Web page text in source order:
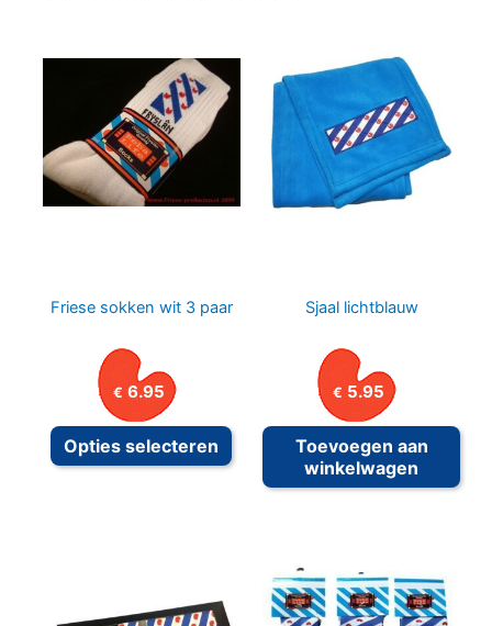
gekozen
worden
Friese sokken wit 3 paar
€ 6.95
Opties selecteren
Dit
product
heeft
Sjaal lichtblauw
€ 5.95
Toevoegen aan
winkelwagen